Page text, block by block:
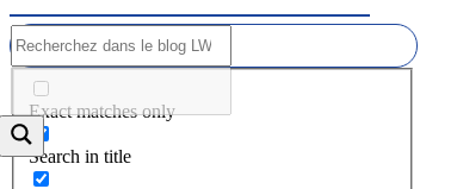
Exact matches only
Search in title